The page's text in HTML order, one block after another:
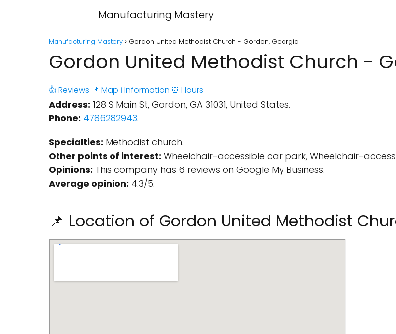
Manufacturing Mastery
Manufacturing Mastery Gordon United Methodist Church - Gordon, Georgia
Gordon United Methodist Church -
👍 Reviews 📌 Map ℹ️ Information ⏰ Hours
Address: 128 S Main St, Gordon, GA 31031, United States.
Phone: 4786282943.
Specialties: Methodist church.
Other points of interest: Wheelchair-accessible car park, Wheelchair-
Opinions: This company has 6 reviews on Google My Business.
Average opinion: 4.3/5.
📌 Location of Gordon United Methodist